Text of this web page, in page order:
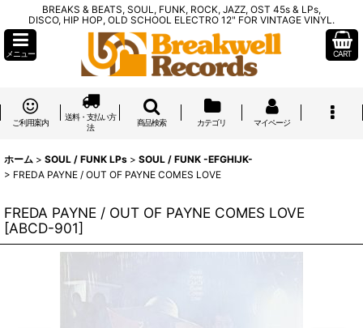
BREAKS & BEATS, SOUL, FUNK, ROCK, JAZZ, OST 45s & LPs,
DISCO, HIP HOP, OLD SCHOOL ELECTRO 12" FOR VINTAGE VINYL.
メニュー CART
ご利用案内
送料・支払い方
法
商品検索 カテゴリ マイページ
ホーム > SOUL / FUNK LPs > SOUL / FUNK -EFGHIJK-
> FREDA PAYNE / OUT OF PAYNE COMES LOVE
FREDA PAYNE / OUT OF PAYNE COMES LOVE
[ABCD-901]